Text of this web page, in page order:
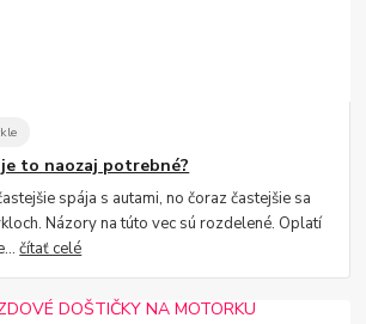
to naozaj potrebné?
spája s autami, no čoraz častejšie sa
Názory na túto vec sú rozdelené. Oplatí
čítať celé